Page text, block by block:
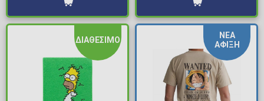
ΔΙΑΘΕΣΙΜΟ
ΝΕΑ
ΑΦΙΞΗ